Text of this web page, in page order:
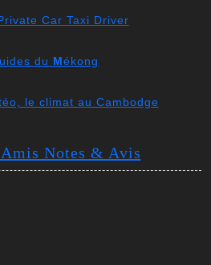
Car Taxi Driver
uides du Mékong
le climat au Cambodge
Notes & Avis